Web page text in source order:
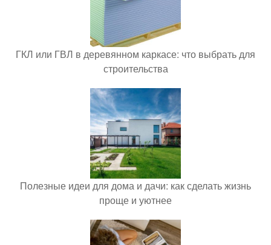
ГКЛ или ГВЛ в деревянном каркасе: что выбрать для
строительства
Полезные идеи для дома и дачи: как сделать жизнь
проще и уютнее